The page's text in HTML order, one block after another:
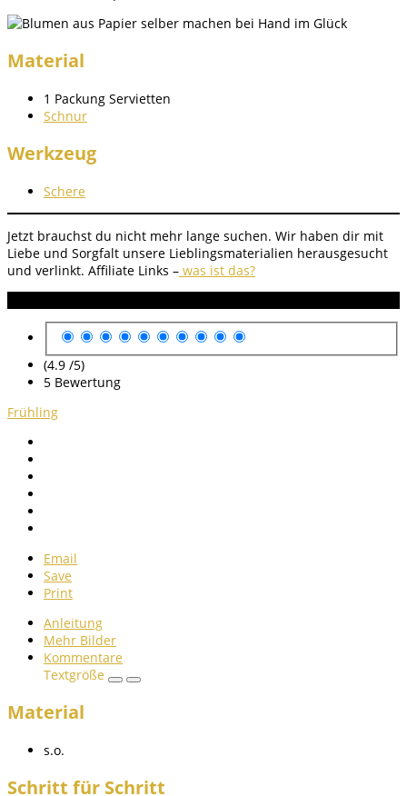
Material
1 Packung Servietten
Schnur
Werkzeug
Schere
Jetzt brauchst du nicht mehr lange suchen. Wir haben dir mit
Liebe und Sorgfalt unsere Lieblingsmaterialien herausgesucht
und verlinkt. Affiliate Links – was ist das?
(4.9 /5)
5 Bewertung
Frühling
Email
Save
Print
Anleitung
Mehr Bilder
Kommentare
Textgröße
Material
s.o.
Schritt für Schritt